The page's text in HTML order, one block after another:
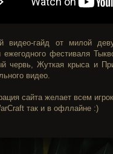
видео-гайд от милой
ежегодного фестиваля
червь, Жуткая крыса и
видео.
сайта желает всем
так и в офллайне :)